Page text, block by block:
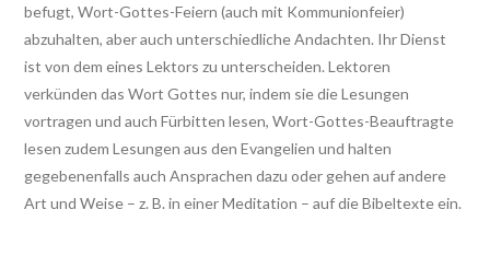
befugt, Wort-Gottes-Feiern (auch mit Kommunionfeier)
abzuhalten, aber auch unterschiedliche Andachten. Ihr Dienst
ist von dem eines Lektors zu unterscheiden. Lektoren
verkünden das Wort Gottes nur, indem sie die Lesungen
vortragen und auch Fürbitten lesen, Wort-Gottes-Beauftragte
lesen zudem Lesungen aus den Evangelien und halten
gegebenenfalls auch Ansprachen dazu oder gehen auf andere
Art und Weise – z. B. in einer Meditation – auf die Bibeltexte ein.